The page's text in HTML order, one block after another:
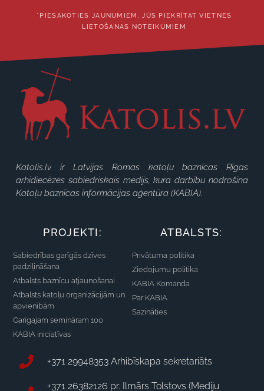
*PIESAKOTIES JAUNUMIEM, JŪS PIEKRĪTAT VIETNES
LIETOŠANAS NOTEIKUMIEM
Katolis.lv ir Latvijas Romas katoļu baznīcas Rīgas
arhidiecēzes sabiedriskais medijs, kura darbību nodrošina
Katoļu baznīcas informācijas aģentūra (KABIA).
PROJEKTI:
Sabiedrības garīgās dzīves
padziļināšana
Atbalsts baznīcu atjaunošanai
Atbalsts katoļu organizācijām un
apvienībām
Garīgajam semināram 100
KABIA iniciatīvas
ATBALSTS:
Privātuma politika
Ziedojumu politika
KABIA Komanda
Par KABIA
Sazināties
+371 29948353 Arhibīskapa sekretariāts
+371 26382126 pr. Ilmārs Tolstovs (Mediju